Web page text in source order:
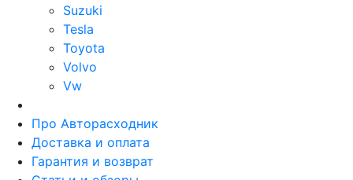
Suzuki
Tesla
Toyota
Volvo
Vw
Про Авторасходник
Доставка и оплата
Гарантия и возврат